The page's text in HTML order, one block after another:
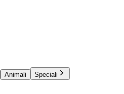
Animali
Speciali